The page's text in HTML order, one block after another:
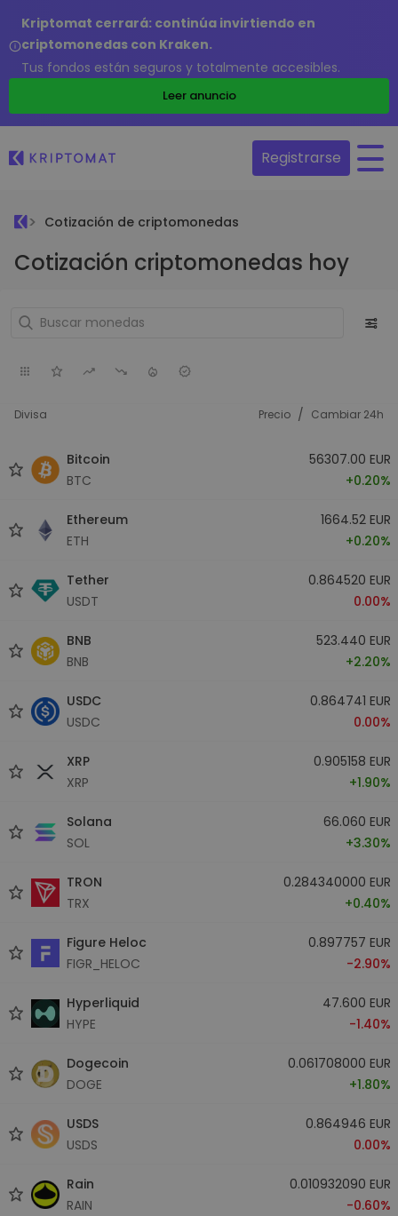
Kriptomat cerrará: continúa invirtiendo en
criptomonedas con Kraken.
Tus fondos están seguros y totalmente accesibles.
Leer anuncio
Registrarse
Cotización de criptomonedas
Cotización criptomonedas hoy
Divisa Precio / Cambiar 24h
Bitcoin
BTC
56307.00 EUR
+0.20%
Ethereum
ETH
1664.52 EUR
+0.20%
Tether
USDT
0.864520 EUR
0.00%
BNB
BNB
523.440 EUR
+2.20%
USDC
USDC
0.864741 EUR
0.00%
XRP
XRP
0.905158 EUR
+1.90%
Solana
SOL
66.060 EUR
+3.30%
TRON
TRX
0.284340000 EUR
+0.40%
Figure Heloc
FIGR_HELOC
0.897757 EUR
-2.90%
Hyperliquid
HYPE
47.600 EUR
-1.40%
Dogecoin
DOGE
0.061708000 EUR
+1.80%
USDS
USDS
0.864946 EUR
0.00%
Rain
RAIN
0.010932090 EUR
-0.60%